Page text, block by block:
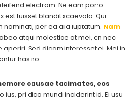
electram. Ne eam porro
est fuisset blandit scaevola. Qui
nominati, per ea alia luptatum. Nam
atqui molestiae at mei, an nec
Sed dicam interesset ei. Mei in
has no.
causae tacimates, eos
pri dico mundi inciderint id. Ei usu